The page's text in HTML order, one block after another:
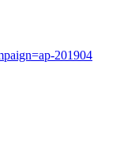
201904